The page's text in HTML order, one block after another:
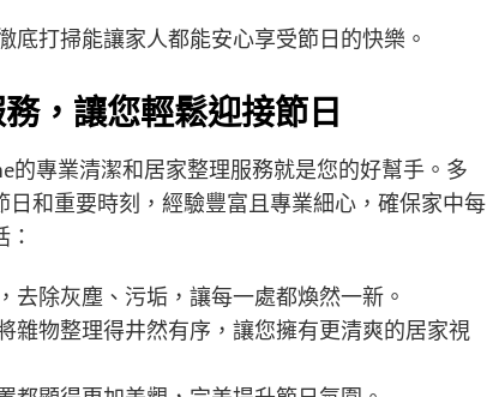
底打掃能讓家人都能安心享受節日的快樂。
，讓您輕鬆迎接節日
的專業清潔和居家整理服務就是您的好幫手。多
和重要時刻，經驗豐富且專業細心，確保家中每
去除灰塵、污垢，讓每一處都煥然一新。
雜物整理得井然有序，讓您擁有更清爽的居家視